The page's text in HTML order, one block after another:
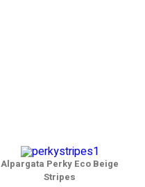
Alpargata Perky Eco Beige
Stripes